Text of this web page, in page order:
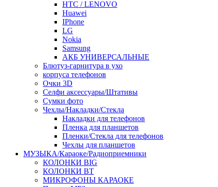
HTC / LENOVO
Huawei
IPhone
LG
Nokia
Samsung
АКБ УНИВЕРСАЛЬНЫЕ
Блютуз-гарнитура в ухо
корпуса телефонов
Очки 3D
Селфи аксессуары/Штативы
Сумки фото
Чехлы/Накладки/Стекла
Накладки для телефонов
Пленка для планшетов
Пленки/Стекла для телефонов
Чехлы для планшетов
МУЗЫКА/Караоке/Радиоприемники
КОЛОНКИ BIG
КОЛОНКИ BT
МИКРОФОНЫ КАРАОКЕ